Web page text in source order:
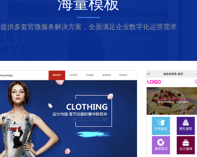
海量模板
提供多套官微服务解决方案，全面满足企业数字化运营需求